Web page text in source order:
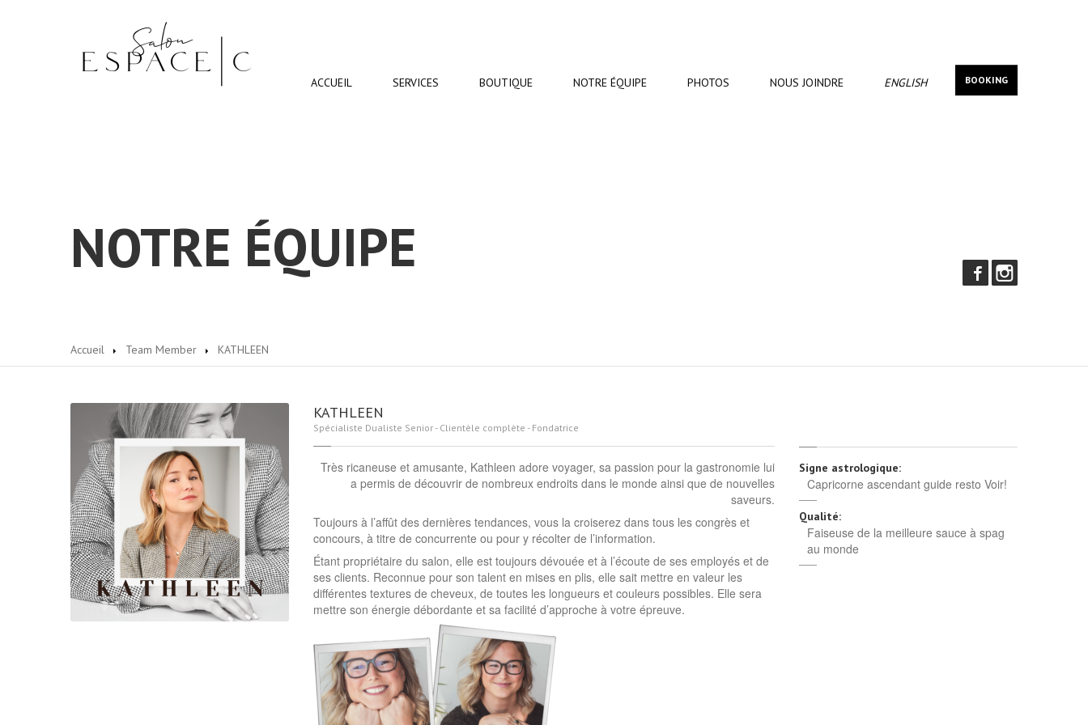
ACCUEIL SERVICES BOUTIQUE NOTRE ÉQUIPE PHOTOS NOUS JOINDRE ENGLISH BOOKING
NOTRE ÉQUIPE
Accueil Team Member KATHLEEN
KATHLEEN
Spécialiste Dualiste Senior - Clientèle complète - Fondatrice
Très ricaneuse et amusante, Kathleen adore voyager, sa passion pour la gastronomie lui
a permis de découvrir de nombreux endroits dans le monde ainsi que de nouvelles
saveurs.
Toujours à l’affût des dernières tendances, vous la croiserez dans tous les congrès et
concours, à titre de concurrente ou pour y récolter de l’information.
Étant propriétaire du salon, elle est toujours dévouée et à l’écoute de ses employés et de
ses clients. Reconnue pour son talent en mises en plis, elle sait mettre en valeur les
différentes textures de cheveux, de toutes les longueurs et couleurs possibles. Elle sera
mettre son énergie débordante et sa facilité d’approche à votre épreuve.
Signe astrologique:
Capricorne ascendant guide resto Voir!
Qualité:
Faiseuse de la meilleure sauce à spag
au monde